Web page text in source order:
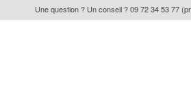
Une question ? Un conseil ? 09 72 34 53 77